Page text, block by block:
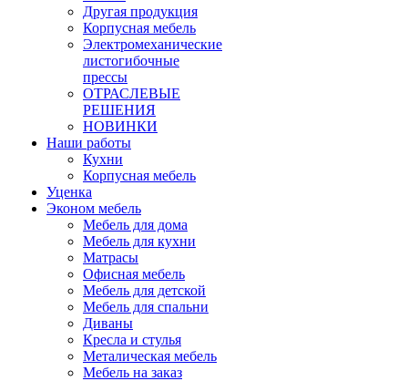
Другая продукция
Корпусная мебель
Электромеханические
листогибочные
прессы
ОТРАСЛЕВЫЕ
РЕШЕНИЯ
НОВИНКИ
Наши работы
Кухни
Корпусная мебель
Уценка
Эконом мебель
Мебель для дома
Мебель для кухни
Матрасы
Офисная мебель
Мебель для детской
Мебель для спальни
Диваны
Кресла и стулья
Металическая мебель
Мебель на заказ